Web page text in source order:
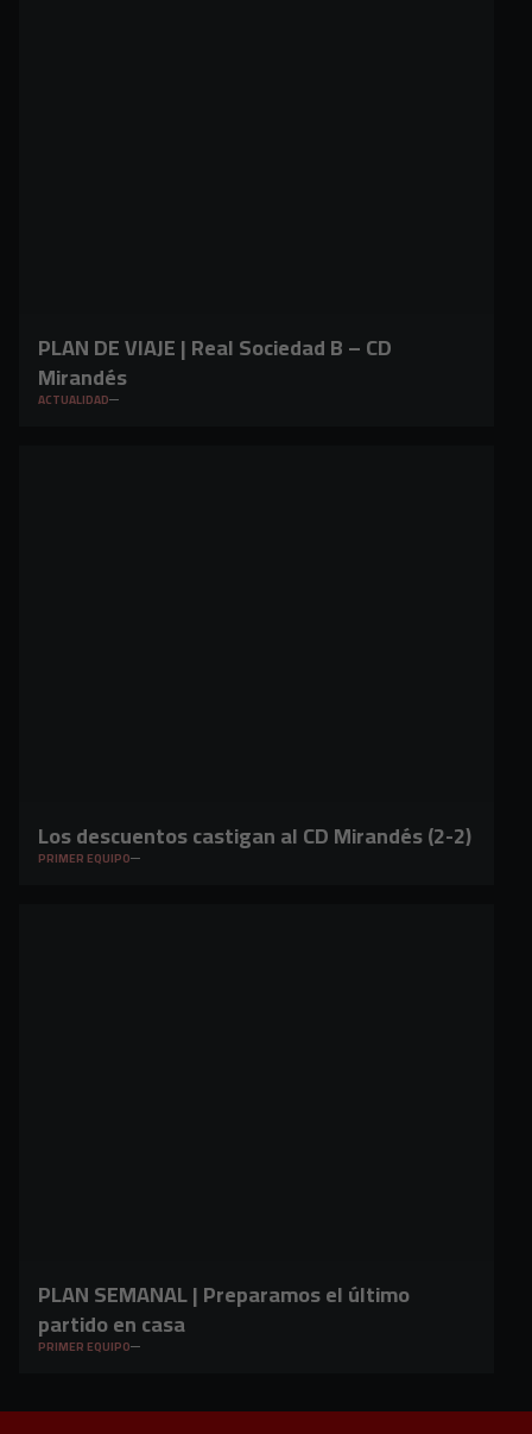
PLAN DE VIAJE | Real Sociedad B – CD
Mirandés
ACTUALIDAD
Los descuentos castigan al CD Mirandés (2-2)
PRIMER EQUIPO
PLAN SEMANAL | Preparamos el último
partido en casa
PRIMER EQUIPO